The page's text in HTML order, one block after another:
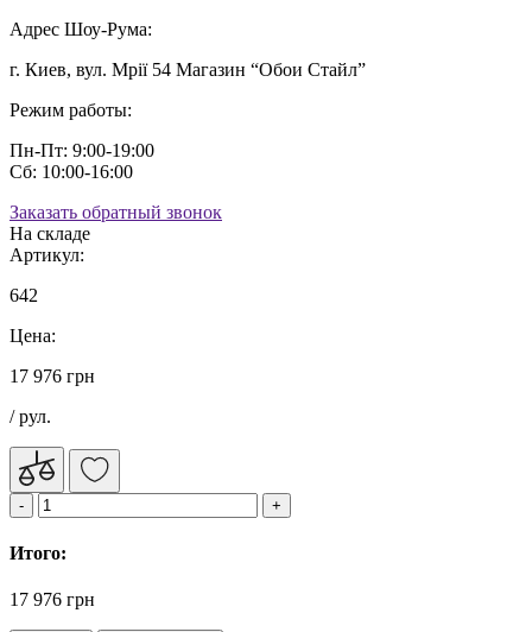
Адрес Шоу-Рума:
г. Киев, вул. Мрії 54 Магазин “Обои Стайл”
Режим работы:
Пн-Пт: 9:00-19:00
Сб: 10:00-16:00
Заказать обратный звонок
На складе
Артикул:
642
Цена:
17 976 грн
/ рул.
Итого:
17 976 грн